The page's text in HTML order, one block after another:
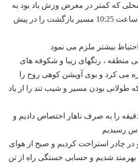
که کمتر در معرض وزش باد بود به
احیای انرژی پرداختیم و ساعت 10:25 مسیر بازگشت را در پیش
بیشتر ملزم می نمود
منطقه ، رنگهای زیبا و شکوفه های
می کرد و بوی آویشن کوهی روح را
طولانی بودن مسیر و شیب تند را از یاد
را به صرف ناهار اختصاص دادیم و
چادر استراحت کردیم و صبح از هوای
بهرمند شدیم و حسابی خستگی راه از تن